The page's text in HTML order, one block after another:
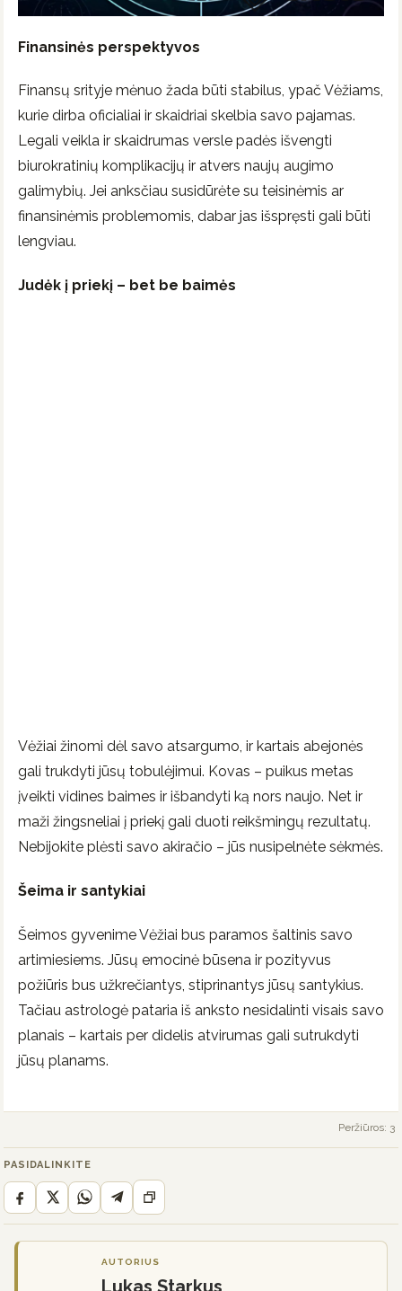
Finansinės perspektyvos
Finansų srityje mėnuo žada būti stabilus, ypač Vėžiams,
kurie dirba oficialiai ir skaidriai skelbia savo pajamas.
Legali veikla ir skaidrumas versle padės išvengti
biurokratinių komplikacijų ir atvers naujų augimo
galimybių. Jei anksčiau susidūrėte su teisinėmis ar
finansinėmis problemomis, dabar jas išspręsti gali būti
lengviau.
Judėk į priekį – bet be baimės
Vėžiai žinomi dėl savo atsargumo, ir kartais abejonės
gali trukdyti jūsų tobulėjimui. Kovas – puikus metas
įveikti vidines baimes ir išbandyti ką nors naujo. Net ir
maži žingsneliai į priekį gali duoti reikšmingų rezultatų.
Nebijokite plėsti savo akiračio – jūs nusipelnėte sėkmės.
Šeima ir santykiai
Šeimos gyvenime Vėžiai bus paramos šaltinis savo
artimiesiems. Jūsų emocinė būsena ir pozityvus
požiūris bus užkrečiantys, stiprinantys jūsų santykius.
Tačiau astrologė pataria iš anksto nesidalinti visais savo
planais – kartais per didelis atvirumas gali sutrukdyti
jūsų planams.
Peržiūros: 3
PASIDALINKITE
AUTORIUS